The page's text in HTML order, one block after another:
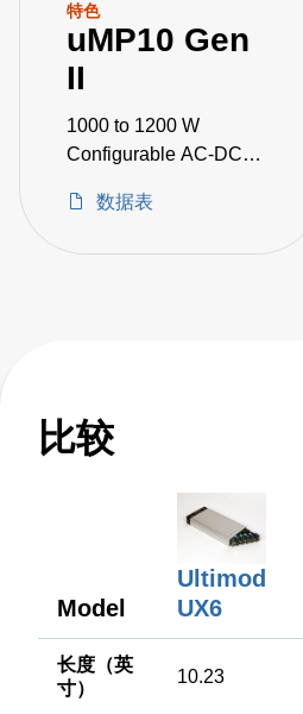
特色
uMP10 Gen
II
1000 to 1200 W
Configurable AC-DC
数据表
比较
Model
Ultimod
UX6
长度（英
寸）
10.23